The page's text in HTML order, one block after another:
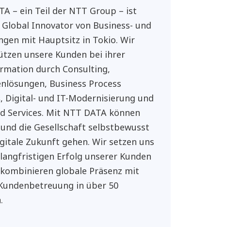
– ein Teil der NTT Group – ist
Innovator von Business- und
mit Hauptsitz in Tokio. Wir
unsere Kunden bei ihrer
durch Consulting,
Business Process
Digital- und IT-Modernisierung und
Services. Mit NTT DATA können
die Gesellschaft selbstbewusst
Zukunft gehen. Wir setzen uns
Erfolg unserer Kunden
globale Präsenz mit
in über 50